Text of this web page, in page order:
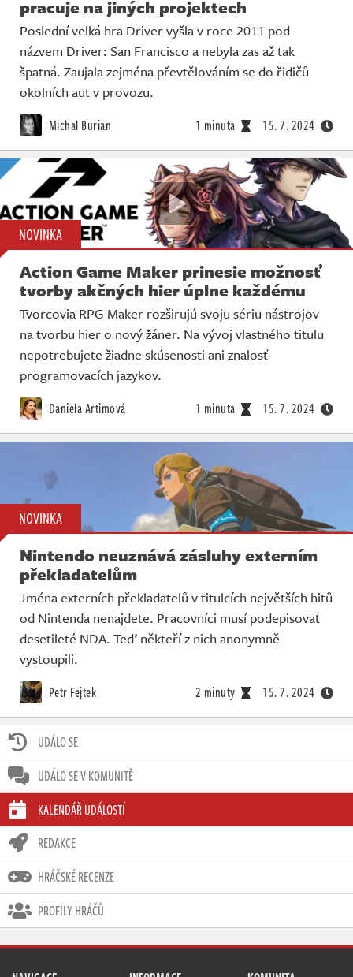
UDÁLO SE
UDÁLO SE V KOMUNITĚ
KALENDÁŘ UDÁLOSTÍ
REDAKCE
HRÁČSKÉ RECENZE
PROFILY HRÁČŮ
pracuje na jiných projektech
Poslední velká hra Driver vyšla v roce 2011 pod
názvem Driver: San Francisco a nebyla zas až tak
špatná. Zaujala zejména převtělováním se do řidičů
okolních aut v provozu.
Michal Burian 1 minuta 15. 7. 2024
NOVINKA
Action Game Maker prinesie možnosť
tvorby akčných hier úplne každému
Tvorcovia RPG Maker rozširujú svoju sériu nástrojov
na tvorbu hier o nový žáner. Na vývoj vlastného titulu
nepotrebujete žiadne skúsenosti ani znalosť
programovacích jazykov.
Daniela Artimová 1 minuta 15. 7. 2024
NOVINKA
Nintendo neuznává zásluhy externím
překladatelům
Jména externích překladatelů v titulcích největších hitů
od Nintenda nenajdete. Pracovníci musí podepisovat
desetileté NDA. Teď někteří z nich anonymně
vystoupili.
Petr Fejtek 2 minuty 15. 7. 2024